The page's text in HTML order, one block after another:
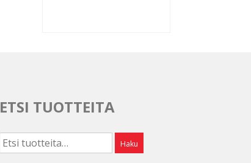
ETSI TUOTTEITA
Etsi: Haku